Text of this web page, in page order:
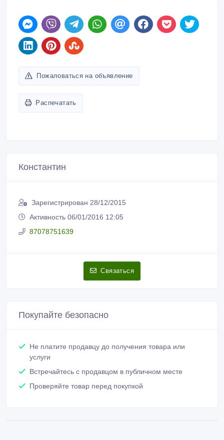
Пожаловаться на объявление
Распечатать
Константин
Зарегистрирован 28/12/2015
Активность 06/01/2016 12:05
87078751639
Связаться
Покупайте безопасно
Не платите продавцу до получения товара или
услуги
Встречайтесь с продавцом в публичном месте
Проверяйте товар перед покупкой